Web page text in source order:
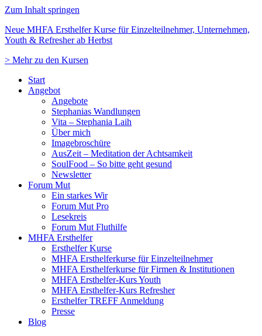
Zum Inhalt springen
Neue MHFA Ersthelfer Kurse für Einzelteilnehmer, Unternehmen,
Youth & Refresher ab Herbst
> Mehr zu den Kursen
Start
Angebot
Angebote
Stephanias Wandlungen
Vita – Stephania Laih
Über mich
Imagebroschüre
AusZeit – Meditation der Achtsamkeit
SoulFood – So bitte geht gesund
Newsletter
Forum Mut
Ein starkes Wir
Forum Mut Pro
Lesekreis
Forum Mut Fluthilfe
MHFA Ersthelfer
Ersthelfer Kurse
MHFA Ersthelferkurse für Einzelteilnehmer
MHFA Ersthelferkurse für Firmen & Institutionen
MHFA Ersthelfer-Kurs Youth
MHFA Ersthelfer-Kurs Refresher
Ersthelfer TREFF Anmeldung
Presse
Blog